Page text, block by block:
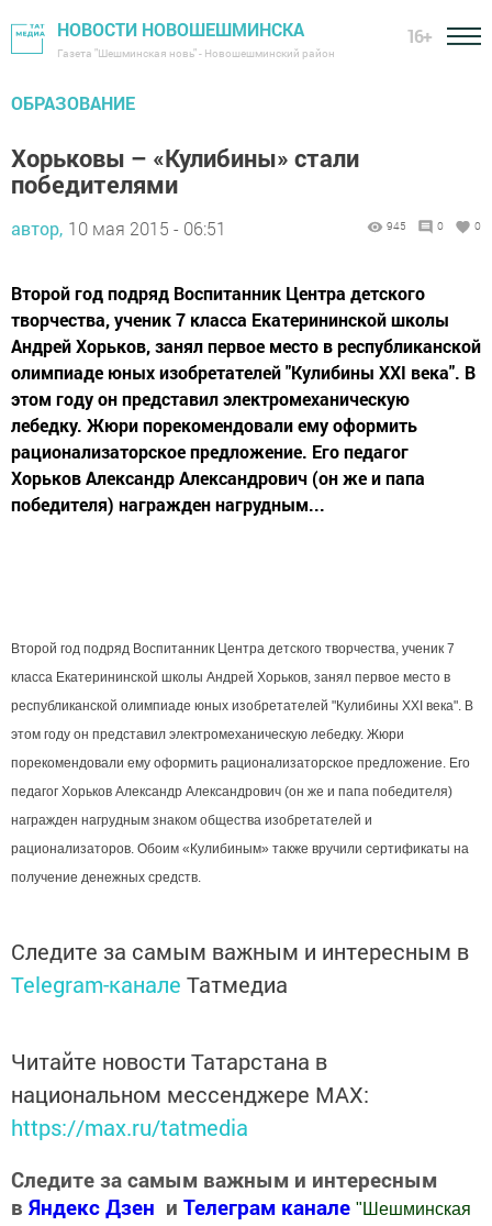
НОВОСТИ НОВОШЕШМИНСКА
Газета "Шешминская новь" - Новошешминский район
16+
ОБРАЗОВАНИЕ
Хорьковы – «Кулибины» стали
победителями
автор, 10 мая 2015 - 06:51 945 0 0
Второй год подряд Воспитанник Центра детского
творчества, ученик 7 класса Екатерининской школы
Андрей Хорьков, занял первое место в республиканской
олимпиаде юных изобретателей "Кулибины XXI века". В
этом году он представил электромеханическую
лебедку. Жюри порекомендовали ему оформить
рационализаторское предложение. Его педагог
Хорьков Александр Александрович (он же и папа
победителя) награжден нагрудным...
Второй год подряд Воспитанник Центра детского творчества, ученик 7
класса Екатерининской школы Андрей Хорьков, занял первое место в
республиканской олимпиаде юных изобретателей "Кулибины XXI века". В
этом году он представил электромеханическую лебедку. Жюри
порекомендовали ему оформить рационализаторское предложение. Его
педагог Хорьков Александр Александрович (он же и папа победителя)
награжден нагрудным знаком общества изобретателей и
рационализаторов. Обоим «Кулибиным» также вручили сертификаты на
получение денежных средств.
Следите за самым важным и интересным в
Telegram-канале Татмедиа
Читайте новости Татарстана в
национальном мессенджере MАХ:
https://max.ru/tatmedia
Следите за самым важным и интересным
в Яндекс Дзен и Телеграм канале " Шешминская